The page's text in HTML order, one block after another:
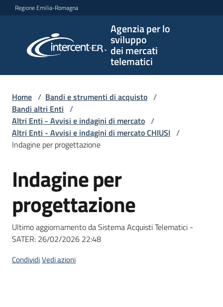
Vai al contenuto
Vai alla navigazione
Vai al footer
Regione Emilia-Romagna
Agenzia per lo
sviluppo
dei mercati
telematici
per lo
sviluppo
telematici
L'Agenzia
Bandi
strumenti
di
acquisto
Home / Bandi e strumenti di acquisto /
Bandi altri Enti /
Altri Enti - Avvisi e indagini di mercato /
Altri Enti - Avvisi e indagini di mercato CHIUSI /
Indagine per progettazione
Salta al contenuto
Indagine per
progettazione
Ultimo aggiornamento da Sistema Acquisti Telematici -
SATER: 26/02/2026 22:48
CondividiVedi azioni